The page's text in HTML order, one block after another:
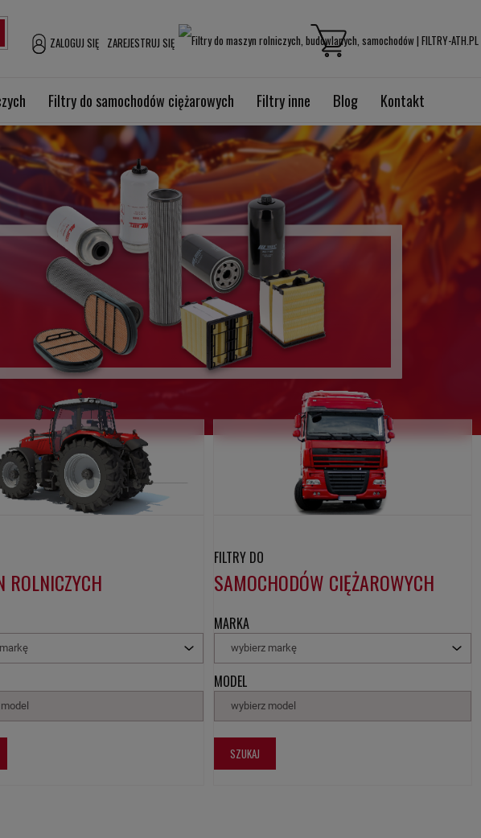
ZAREJESTRUJ SIĘ
ZALOGUJ SIĘ
Filtry do samochodów ciężarowych Filtry inne Blog Kontakt
ROLNICZYCH
FILTRY DO
SAMOCHODÓW CIĘŻAROWYCH
MARKA
wybierz markę
MODEL
wybierz model
SZUKAJ